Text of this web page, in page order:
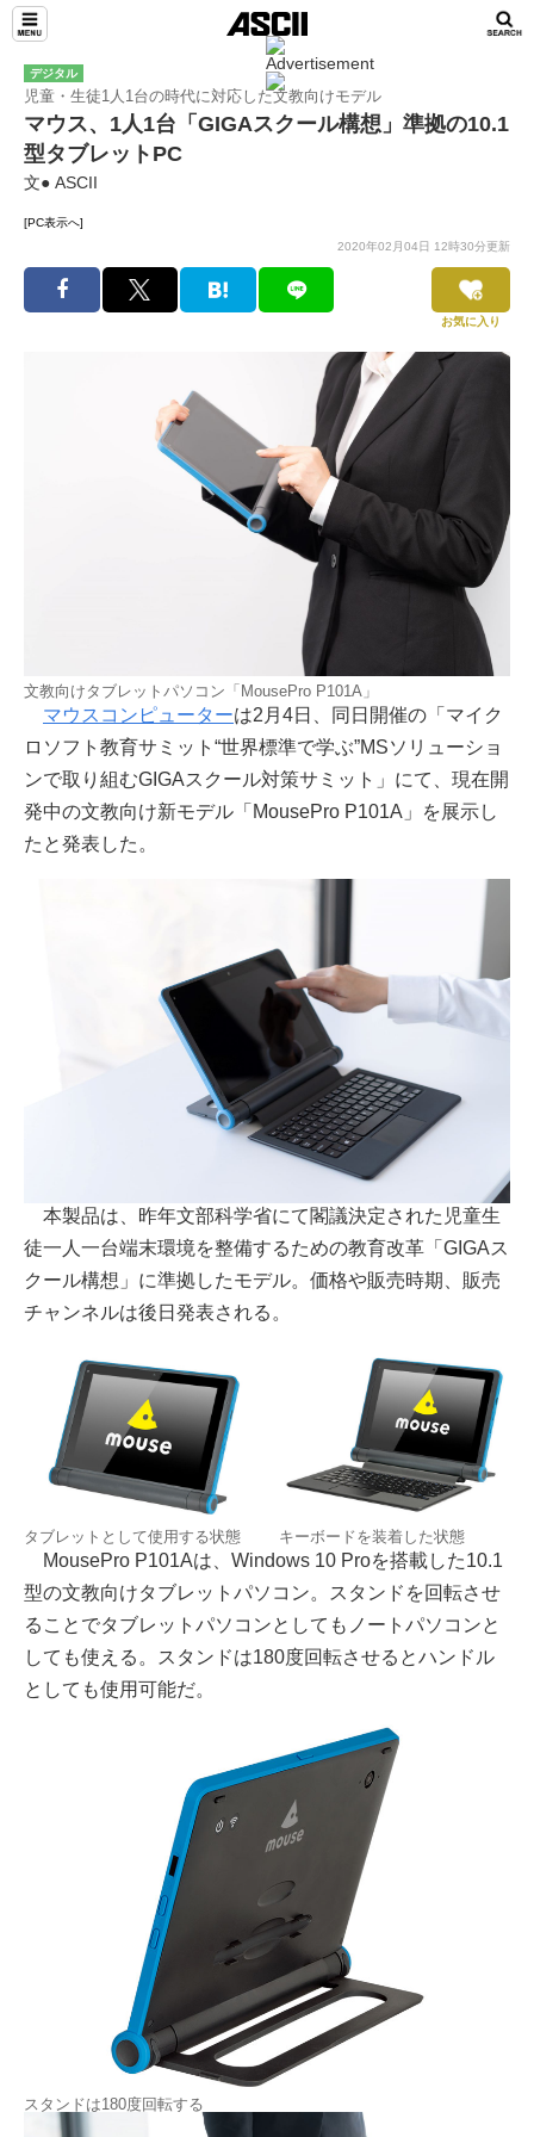
デジタル
児童・生徒1人1台の時代に対応した文教向けモデル
マウス、1人1台「GIGAスクール構想」準拠の10.1
型タブレットPC
文● ASCII
[PC表示へ]
2020年02月04日 12時30分更新
お気に入り
文教向けタブレットパソコン「MousePro P101A」
マウスコンピューターは2月4日、同日開催の「マイク
ロソフト教育サミット“世界標準で学ぶ”MSソリューショ
ンで取り組むGIGAスクール対策サミット」にて、現在開
発中の文教向け新モデル「MousePro P101A」を展示し
たと発表した。
本製品は、昨年文部科学省にて閣議決定された児童生
徒一人一台端末環境を整備するための教育改革「GIGAス
クール構想」に準拠したモデル。価格や販売時期、販売
チャンネルは後日発表される。
タブレットとして使用する状態 キーボードを装着した状態
MousePro P101Aは、Windows 10 Proを搭載した10.1
型の文教向けタブレットパソコン。スタンドを回転させ
ることでタブレットパソコンとしてもノートパソコンと
しても使える。スタンドは180度回転させるとハンドル
としても使用可能だ。
スタンドは180度回転する